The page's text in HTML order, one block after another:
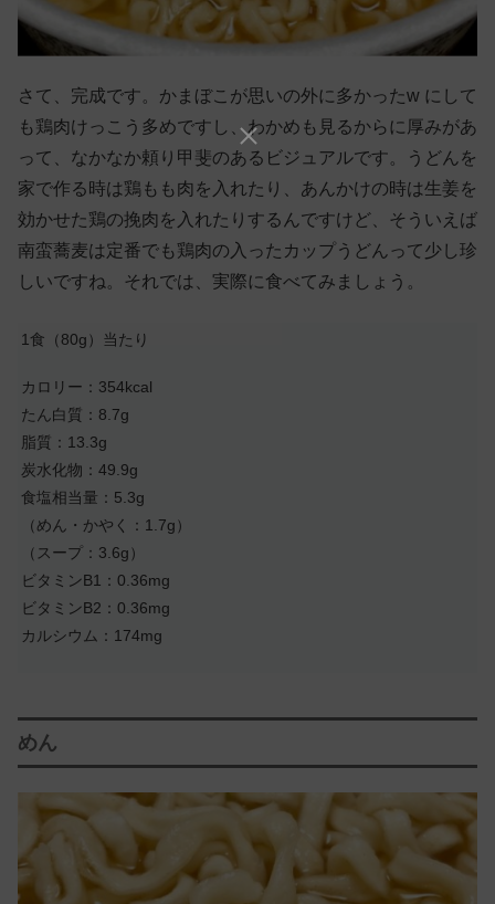
さて、完成です。かまぼこが思いの外に多かったw にして
も鶏肉けっこう多めですし、わかめも見るからに厚みがあ
って、なかなか頼り甲斐のあるビジュアルです。うどんを
家で作る時は鶏もも肉を入れたり、あんかけの時は生姜を
効かせた鶏の挽肉を入れたりするんですけど、そういえば
南蛮蕎麦は定番でも鶏肉の入ったカップうどんって少し珍
しいですね。それでは、実際に食べてみましょう。
1食（80g）当たり
カロリー：354kcal
たん白質：8.7g
脂質：13.3g
炭水化物：49.9g
食塩相当量：5.3g
（めん・かやく：1.7g）
（スープ：3.6g）
ビタミンB1：0.36mg
ビタミンB2：0.36mg
カルシウム：174mg
めん